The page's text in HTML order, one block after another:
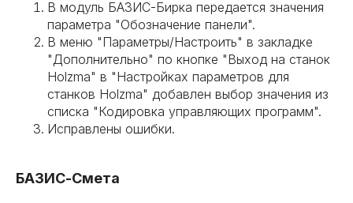
В модуль БАЗИС-Бирка передается значения
параметра "Обозначение панели".
В меню "Параметры/Настроить" в закладке
"Дополнительно" по кнопке "Выход на станок
Holzma" в "Настройках параметров для
станков Holzma" добавлен выбор значения из
списка "Кодировка управляющих программ".
Исправлены ошибки.
БАЗИС-Смета